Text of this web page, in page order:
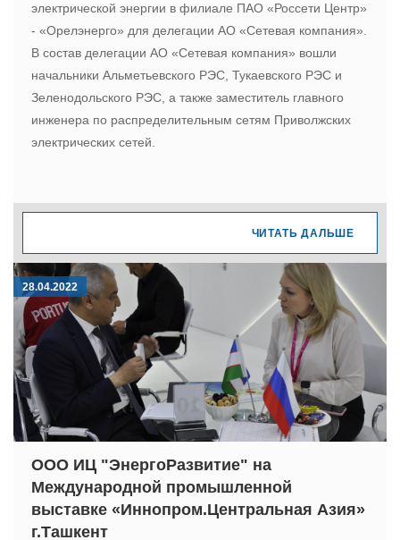
электрической энергии в филиале ПАО «Россети Центр»
- «Орелэнерго» для делегации АО «Сетевая компания».
В состав делегации АО «Сетевая компания» вошли
начальники Альметьевского РЭС, Тукаевского РЭС и
Зеленодольского РЭС, а также заместитель главного
инженера по распределительным сетям Приволжских
электрических сетей.
ЧИТАТЬ ДАЛЬШЕ
28.04.2022
ООО ИЦ "ЭнергоРазвитие" на
Международной промышленной
выставке «Иннопром.Центральная Азия»
г.Ташкент